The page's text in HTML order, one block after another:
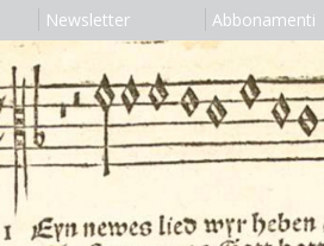
Newsletter Abbonamenti